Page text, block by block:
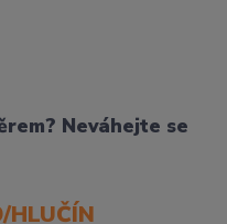
Neváhejte se
HLUČÍN